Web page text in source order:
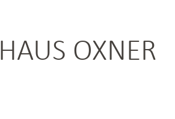
HAUS OXNER